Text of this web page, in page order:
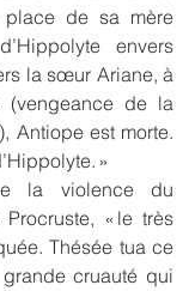
de sa mère
envers
la sœur Ariane, à
(vengeance de la
Antiope est morte.
»
la violence du
« le très
Thésée tua ce
cruauté qui